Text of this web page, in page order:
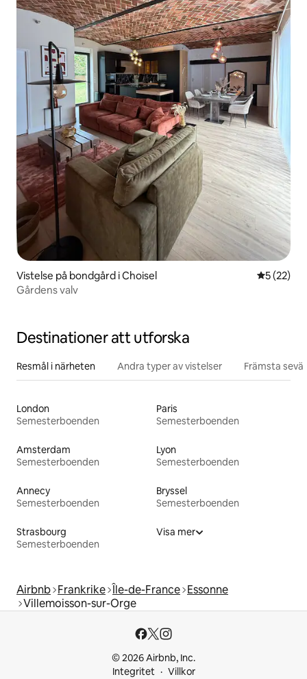
Vistelse på bondgård i Choisel 5 av 5 i
5 (22)
Gårdens valv
Destinationer att utforska
Resmål i närheten Andra typer av vistelser Främsta
London
Semesterboenden
Paris
Semesterboenden
Amsterdam
Semesterboenden
Lyon
Semesterboenden
Annecy
Semesterboenden
Bryssel
Semesterboenden
Strasbourg
Semesterboenden
Visa mer
Airbnb Frankrike Île-de-France Essonne
Villemoisson-sur-Orge
© 2026 Airbnb, Inc.
Integritet
Villkor